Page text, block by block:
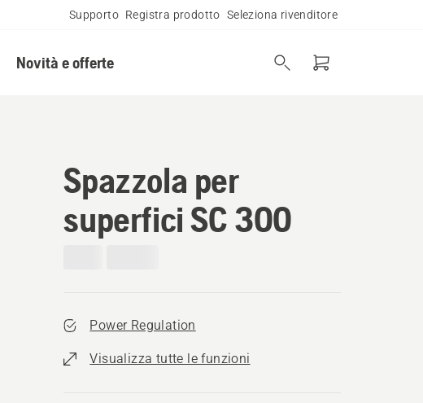
Supporto Registra prodotto Seleziona rivenditore
Novità e offerte
Spazzola per
superfici SC 300
Power Regulation
Visualizza tutte le funzioni